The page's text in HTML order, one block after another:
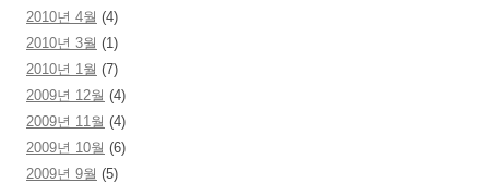
2010년 4월 (4)
2010년 3월 (1)
2010년 1월 (7)
2009년 12월 (4)
2009년 11월 (4)
2009년 10월 (6)
2009년 9월 (5)